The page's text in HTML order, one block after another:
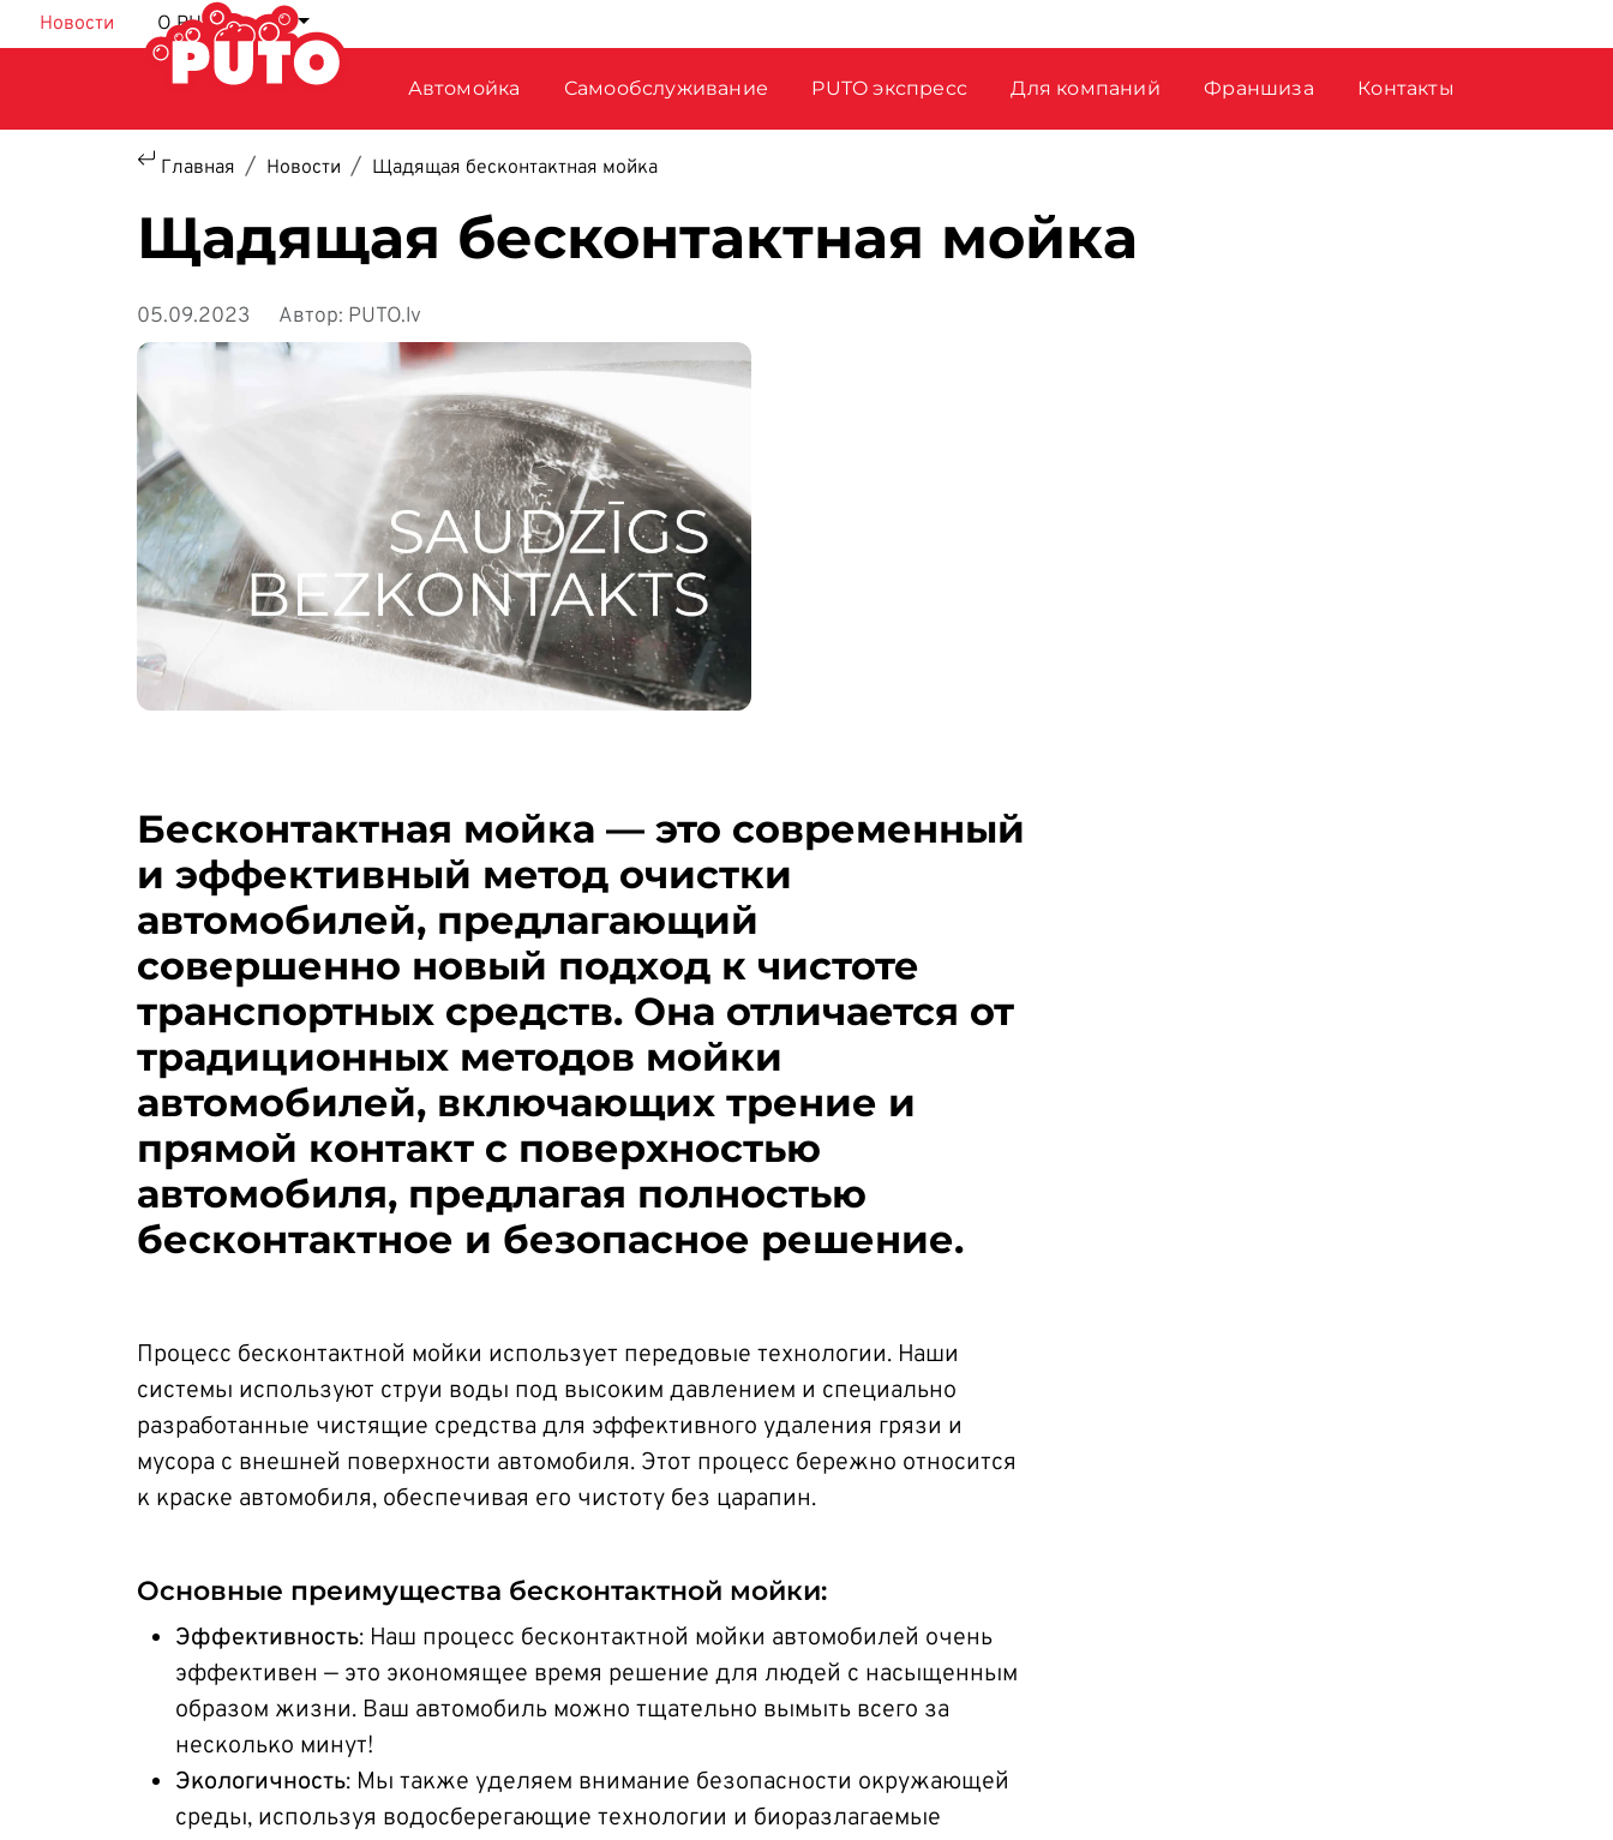
Перейти к основному содержанию
Новости О PUTO RU
Автомойка Самообслуживание PUTO экспресс Для компаний Франшиза Контакты
Главная Новости Щадящая бесконтактная мойка
Щадящая бесконтактная мойка
05.09.2023 Автор: PUTO.lv
Бесконтактная мойка — это современный
и эффективный метод очистки
автомобилей, предлагающий
совершенно новый подход к чистоте
транспортных средств. Она отличается от
традиционных методов мойки
автомобилей, включающих трение и
прямой контакт с поверхностью
автомобиля, предлагая полностью
бесконтактное и безопасное решение.
Процесс бесконтактной мойки использует передовые технологии. Наши
системы используют струи воды под высоким давлением и специально
разработанные чистящие средства для эффективного удаления грязи и
мусора с внешней поверхности автомобиля. Этот процесс бережно относится
к краске автомобиля, обеспечивая его чистоту без царапин.
Основные преимущества бесконтактной мойки:
Эффективность: Наш процесс бесконтактной мойки автомобилей очень
эффективен — это экономящее время решение для людей с насыщенным
образом жизни. Ваш автомобиль можно тщательно вымыть всего за
несколько минут!
Экологичность: Мы также уделяем внимание безопасности окружающей
среды, используя водосберегающие технологии и биоразлагаемые